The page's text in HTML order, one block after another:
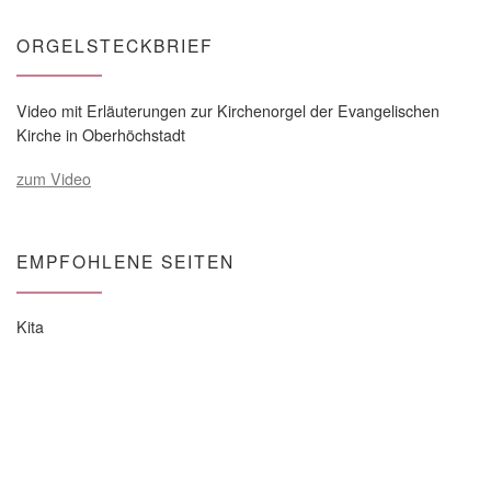
ORGELSTECKBRIEF
Video mit Erläuterungen zur Kirchenorgel der Evangelischen
Kirche in Oberhöchstadt
zum Video
EMPFOHLENE SEITEN
Kita